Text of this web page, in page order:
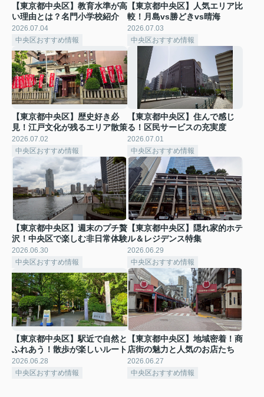
【東京都中央区】教育水準が高
い理由とは？名門小学校紹介
2026.07.04
中央区おすすめ情報
【東京都中央区】人気エリア比
較！月島vs勝どきvs晴海
2026.07.03
中央区おすすめ情報
【東京都中央区】歴史好き必
見！江戸文化が残るエリア散策
2026.07.02
中央区おすすめ情報
【東京都中央区】住んで感じ
る！区民サービスの充実度
2026.07.01
中央区おすすめ情報
【東京都中央区】週末のプチ贅
沢！中央区で楽しむ非日常体験
2026.06.30
中央区おすすめ情報
【東京都中央区】隠れ家的ホテ
ル＆レジデンス特集
2026.06.29
中央区おすすめ情報
【東京都中央区】駅近で自然と
ふれあう！散歩が楽しいルート
2026.06.28
中央区おすすめ情報
【東京都中央区】地域密着！商
店街の魅力と人気のお店たち
2026.06.27
中央区おすすめ情報